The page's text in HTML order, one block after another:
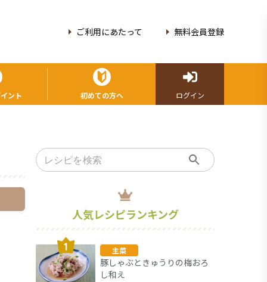
ご利用にあたって 無料会員登録
ント 初めての方へ ログイン
人気レシピランキング
主菜
豚しゃぶときゅうりの梅おろ
し和え